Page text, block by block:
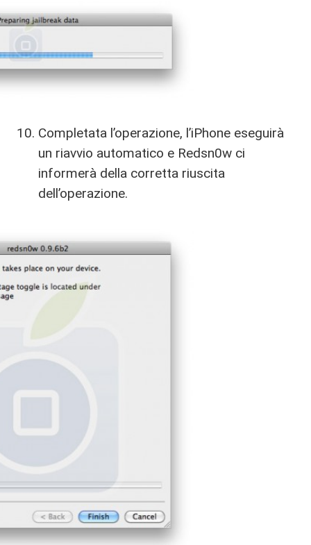
Completata l’operazione, l’iPhone eseguirà
un riavvio automatico e Redsn0w ci
informerà della corretta riuscita
dell’operazione.